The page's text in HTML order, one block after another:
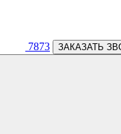
7873 ЗАКАЗАТЬ